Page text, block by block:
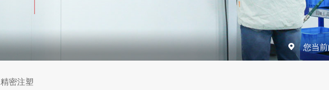
您当
精密注塑